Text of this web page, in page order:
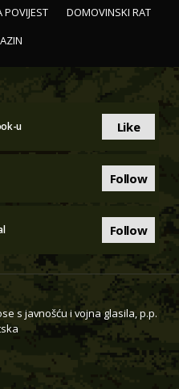
POVIJEST
DOMOVINSKI RAT
u Like
Follow
Follow
s javnošću i vojna glasila, p.p.